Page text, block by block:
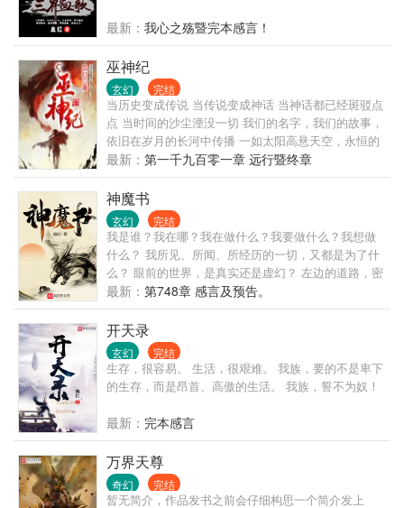
最新： 我心之殇暨完本感言！
巫神纪
玄幻 完结
当历史变成传说 当传说变成神话 当神话都已经斑驳点
点 当时间的沙尘湮没一切 我们的名字，我们的故事，
依旧在岁月的长河中传播 一如太阳高悬天空，永恒的
照耀大地，永远不会熄灭 记住，曾经有这样的一群
人，他们昂首挺立在天地之间，好像擎天之柱，从没
有对任何人弯腰屈膝 他们手握风雷，他们脚踏龙蛇，
他们拳裂大地，他们掌碎星辰；他们是我们的先祖，
他们和我们有同源的血脉，他们行走在大地时自称为
巫，他们破碎虚空后是为巫神！
最新： 第一千九百零一章 远行暨终章
神魔书
玄幻 完结
我是谁？我在哪？我在做什么？我要做什么？我想做
什么？ 我所见、所闻、所经历的一切，又都是为了什
么？ 眼前的世界，是真实还是虚幻？ 左边的道路，密
布荆棘；右边的道路，鲜花着锦。 我要选择哪一条？
我为什么要选择这一条？ 愿绝对的秩序指引我们。 愿
至高的真理与我同在。
最新： 第748章 感言及预告。
开天录
玄幻 完结
生存，很容易。 生活，很艰难。 我族，要的不是卑下
的生存，而是昂首、高傲的生活。 我族，誓不为奴！
最新： 完本感言
万界天尊
奇幻 完结
暂无简介，作品发书之前会仔细构思一个简介发上